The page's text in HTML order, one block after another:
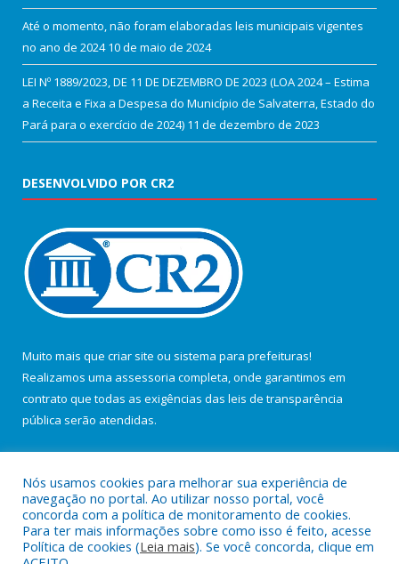
Até o momento, não foram elaboradas leis municipais vigentes
no ano de 2024 10 de maio de 2024
LEI Nº 1889/2023, DE 11 DE DEZEMBRO DE 2023 (LOA 2024 – Estima
a Receita e Fixa a Despesa do Município de Salvaterra, Estado do
Pará para o exercício de 2024) 11 de dezembro de 2023
DESENVOLVIDO POR CR2
Muito mais que criar site ou sistema para prefeituras!
Realizamos uma assessoria completa, onde garantimos em
contrato que todas as exigências das leis de transparência
pública serão atendidas.
Todos os direitos reservados a Câmara Municipal de Salvaterra.
Nós usamos cookies para melhorar sua experiência de
navegação no portal. Ao utilizar nosso portal, você
concorda com a política de monitoramento de cookies.
Para ter mais informações sobre como isso é feito, acesse
Política de cookies (Leia mais). Se você concorda, clique em